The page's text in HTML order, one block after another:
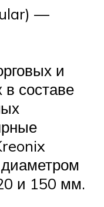
—
и
составе
и 150 мм.